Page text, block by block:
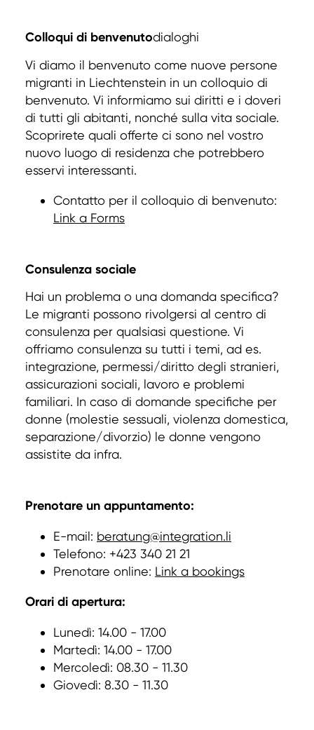
Colloqui di benvenuto­dialoghi
Vi diamo il benvenuto come nuove persone
migranti in Liechtenstein in un colloquio di
benvenuto. Vi informiamo sui diritti e i doveri
di tutti gli abitanti, nonché sulla vita sociale.
Scoprirete quali offerte ci sono nel vostro
nuovo luogo di residenza che potrebbero
esservi interessanti.
Contatto per il colloquio di benvenuto:
Link a Forms
Consulenza sociale
Hai un problema o una domanda specifica?
Le migranti possono rivolgersi al centro di
consulenza per qualsiasi questione. Vi
offriamo consulenza su tutti i temi, ad es.
integrazione, permessi/diritto degli stranieri,
assicurazioni sociali, lavoro e problemi
familiari. In caso di domande specifiche per
donne (molestie sessuali, violenza domestica,
separazione/divorzio) le donne vengono
assistite da infra.
Prenotare un appuntamento:
E-mail: beratung@integration.li
Telefono: +423 340 21 21
Prenotare online: Link a bookings
Orari di apertura:
Lunedì: 14.00 - 17.00
Martedì: 14.00 - 17.00
Mercoledì: 08.30 - 11.30
Giovedì: 8.30 - 11.30